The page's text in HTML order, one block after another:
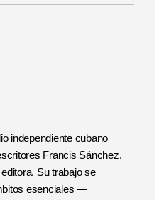
independiente cubano
Francis Sánchez,
Su trabajo se
esenciales —